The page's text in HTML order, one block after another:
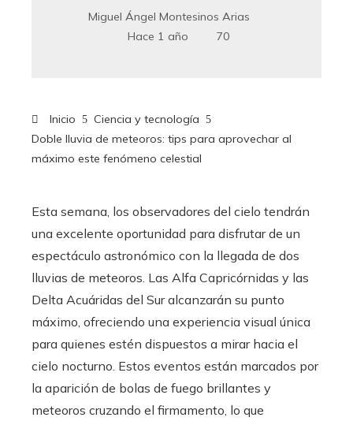
Miguel Ángel Montesinos Arias
Hace 1 año
70
Inicio
Ciencia y tecnología
Doble lluvia de meteoros: tips para aprovechar al
máximo este fenómeno celestial
Esta semana, los observadores del cielo tendrán
una excelente oportunidad para disfrutar de un
espectáculo astronómico con la llegada de dos
lluvias de meteoros. Las Alfa Capricórnidas y las
Delta Acuáridas del Sur alcanzarán su punto
máximo, ofreciendo una experiencia visual única
para quienes estén dispuestos a mirar hacia el
cielo nocturno. Estos eventos están marcados por
la aparición de bolas de fuego brillantes y
meteoros cruzando el firmamento, lo que